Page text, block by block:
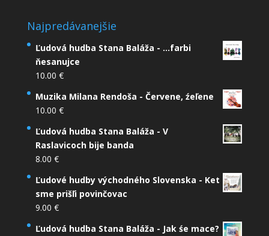
Najpredávanejšie
Ľudová hudba Stana Baláža - ...farbi
ňesanujce
10.00 €
Muzika Milana Rendoša - Červene, źeľene
10.00 €
Ľudová hudba Stana Baláža - V
Raslavicoch bije banda
8.00 €
Ľudové hudby východného Slovenska - Ket
sme prišľi povinčovac
9.00 €
Ľudová hudba Stana Baláža - Jak śe mace?